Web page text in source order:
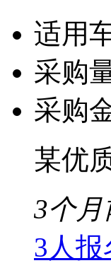
适用
采购
采购
某优
3个月
3人报